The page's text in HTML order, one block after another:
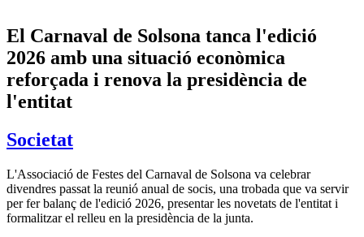
El Carnaval de Solsona tanca l'edició
2026 amb una situació econòmica
reforçada i renova la presidència de
l'entitat
Societat
L'Associació de Festes del Carnaval de Solsona va celebrar
divendres passat la reunió anual de socis, una trobada que va servir
per fer balanç de l'edició 2026, presentar les novetats de l'entitat i
formalitzar el relleu en la presidència de la junta.